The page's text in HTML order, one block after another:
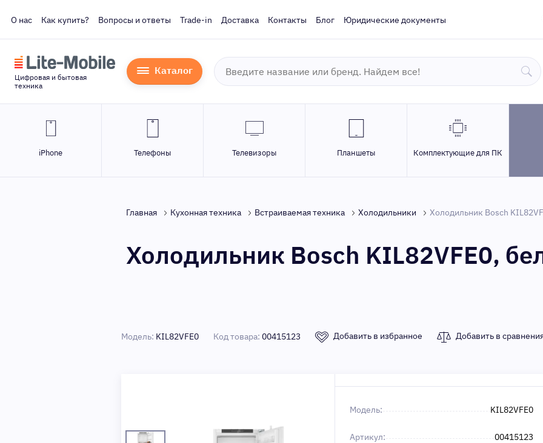
О нас Как купить? Вопросы и ответы Trade-in Доставка Контакты Блог Юридические документы
Цифровая и бытовая
техника
Каталог
iPhone Телефоны Телевизоры Планшеты Комплектующие для ПК
Главная Кухонная техника Встраиваемая техника Холодильники Холодильник Bosch
Холодильник Bosch KIL82VFE0,
Модель: KIL82VFE0 Код товара: 00415123 Добавить в избранное Добавить в
Модель: KIL82VFE0
Артикул: 00415123